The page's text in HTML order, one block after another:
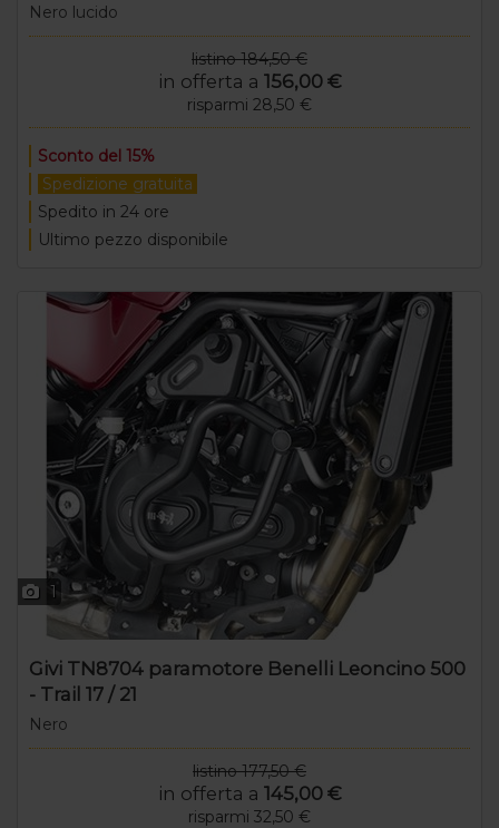
Nero lucido
listino 184,50 €
in offerta a 156,00 €
risparmi 28,50 €
Sconto del 15%
Spedizione gratuita
Spedito in 24 ore
Ultimo pezzo disponibile
1
Givi TN8704 paramotore Benelli Leoncino 500
- Trail 17 / 21
Nero
listino 177,50 €
in offerta a 145,00 €
risparmi 32,50 €